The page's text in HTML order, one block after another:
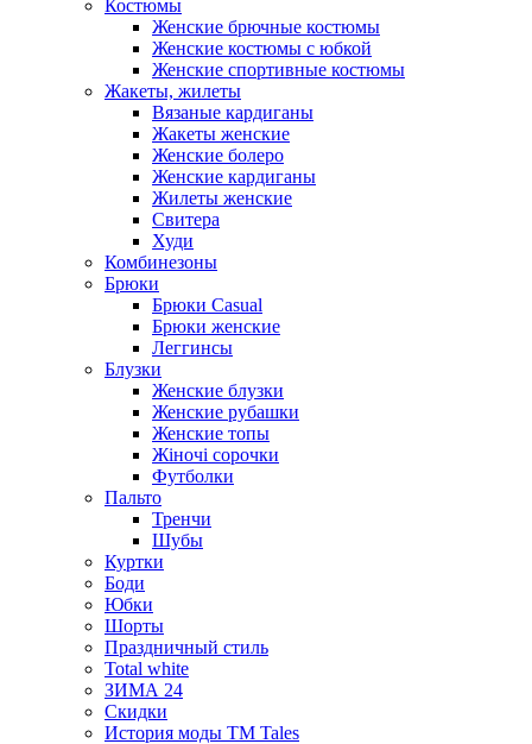
Костюмы
Женские брючные костюмы
Женские костюмы с юбкой
Женские спортивные костюмы
Жакеты, жилеты
Вязаные кардиганы
Жакеты женские
Женские болеро
Женские кардиганы
Жилеты женские
Свитера
Худи
Комбинезоны
Брюки
Брюки Casual
Брюки женские
Леггинсы
Блузки
Женские блузки
Женские рубашки
Женские топы
Жіночі сорочки
Футболки
Пальто
Тренчи
Шубы
Куртки
Боди
Юбки
Шорты
Праздничный стиль
Total white
ЗИМА 24
Скидки
История моды ТМ Tales